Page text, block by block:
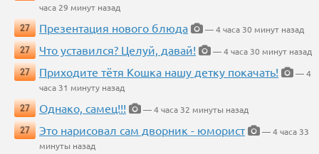
часа 29 минут назад
27
Презентация нового блюда
— 4 часа 30 минут назад
27
Что уставился? Целуй, давай!
— 4 часа 30 минут назад
27
Приходите тётя Кошка нашу детку покачать!
— 4
часа 31 минуту назад
27
Однако, самец!!!
— 4 часа 32 минуты назад
27
Это нарисовал сам дворник - юморист
— 4 часа 33
минуты назад